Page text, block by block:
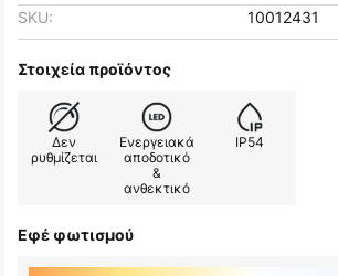
SKU:
10012431
Στοιχεία προϊόντος
Δεν
ρυθμίζεται
Ενεργειακά
αποδοτικό
&
ανθεκτικό
IP54
Εφέ φωτισμού